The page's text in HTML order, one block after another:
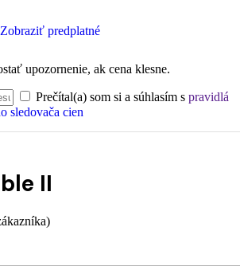
Zobraziť predplatné
upozornenie, ak cena klesne.
Prečítal(a) som si a súhlasím s pravidlá
sledovača cien
II